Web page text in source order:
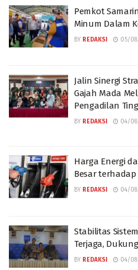
Pemkot
Minum Dalam
BY REDAKSI 05/
Jalin Sinergi
Gajah Mada
Pengadilan
BY REDAKSI 04/
Harga Energi
Besar
BY REDAKSI 04/
Stabilitas
Terjaga,
BY REDAKSI 04/